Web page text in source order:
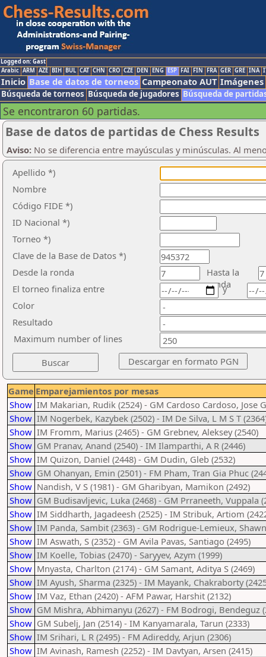
Logged on: Gast
Arabic ARM AZE BIH BUL CAT CHN CRO CZE DEN ENG ESP FAI FIN FRA GER GRE INA
Inicio Base de datos de torneos Campeonato AUT Imágenes
Búsqueda de torneos Búsqueda de jugadores Búsqueda de
Se encontraron 60 partidas.
Base de datos de partidas de Chess Results
Aviso: No se diferencia entre mayúsculas y minúsculas. Al
Apellido *)
Nombre
Código FIDE *)
ID Nacional *)
Torneo *)
Clave de la Base de Datos *)
Desde la ronda
Hasta la
ronda
El torneo finaliza entre
Color
Resultado
y
Maximum number of lines
Game Emparejamientos por mesas
Show IM Makarian, Rudik (2524) - GM Cardoso Cardoso, Jose
Show IM Nogerbek, Kazybek (2502) - IM De Silva, L M S T
Show IM Fromm, Marius (2465) - GM Grebnev, Aleksey (2540)
Show GM Pranav, Anand (2540) - IM Ilamparthi, A R (2446)
Show IM Quizon, Daniel (2448) - GM Dudin, Gleb (2532)
Show GM Ohanyan, Emin (2501) - FM Pham, Tran Gia Phuc
Show Nandish, V S (1981) - GM Gharibyan, Mamikon (2492)
Show GM Budisavljevic, Luka (2468) - GM Prraneeth, Vuppala
Show IM Siddharth, Jagadeesh (2525) - IM Stribuk, Artiom
Show IM Panda, Sambit (2363) - GM Rodrigue-Lemieux,
Show IM Aswath, S (2352) - GM Avila Pavas, Santiago (2495)
Show IM Koelle, Tobias (2470) - Saryyev, Azym (1999)
Show Mnyasta, Charlton (2174) - GM Samant, Aditya S (2469)
Show IM Ayush, Sharma (2325) - IM Mayank, Chakraborty
Show IM Vaz, Ethan (2420) - AFM Pawar, Harshit (2132)
Show GM Mishra, Abhimanyu (2627) - FM Bodrogi, Bendeguz
Show GM Subelj, Jan (2514) - IM Kanyamarala, Tarun (2333)
Show IM Srihari, L R (2495) - FM Adireddy, Arjun (2306)
Show IM Avinash, Ramesh (2252) - IM Davtyan, Arsen (2415)